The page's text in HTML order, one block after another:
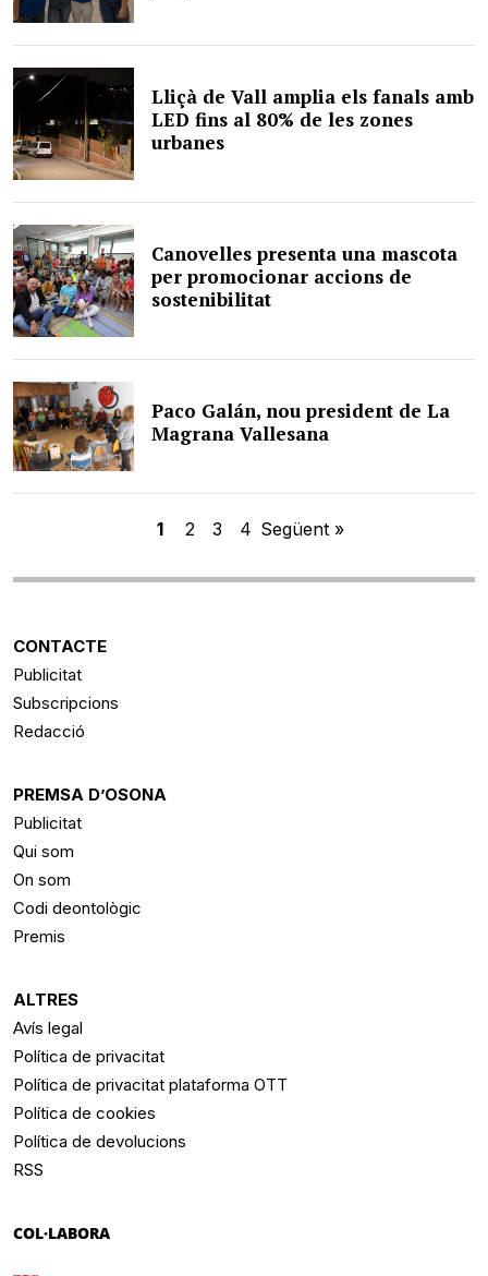
Lliçà de Vall amplia els fanals amb
LED fins al 80% de les zones
urbanes
Canovelles presenta una mascota
per promocionar accions de
sostenibilitat
Paco Galán, nou president de La
Magrana Vallesana
1 2 3 4 Següent »
CONTACTE
Publicitat
Subscripcions
Redacció
PREMSA D’OSONA
Publicitat
Qui som
On som
Codi deontològic
Premis
ALTRES
Avís legal
Política de privacitat
Política de privacitat plataforma OTT
Política de cookies
Política de devolucions
RSS
COL·LABORA